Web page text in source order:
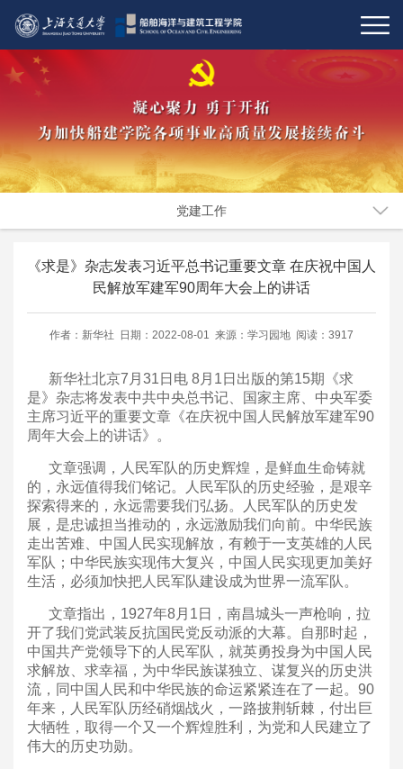
党建工作
《求是》杂志发表习近平总书记重要文章 在庆祝中国人
民解放军建军90周年大会上的讲话
作者：新华社 日期：2022-08-01 来源：学习园地 阅读：3917
新华社北京7月31日电 8月1日出版的第15期《求
是》杂志将发表中共中央总书记、国家主席、中央军委
主席习近平的重要文章《在庆祝中国人民解放军建军90
周年大会上的讲话》。
文章强调，人民军队的历史辉煌，是鲜血生命铸就
的，永远值得我们铭记。人民军队的历史经验，是艰辛
探索得来的，永远需要我们弘扬。人民军队的历史发
展，是忠诚担当推动的，永远激励我们向前。中华民族
走出苦难、中国人民实现解放，有赖于一支英雄的人民
军队；中华民族实现伟大复兴，中国人民实现更加美好
生活，必须加快把人民军队建设成为世界一流军队。
文章指出，1927年8月1日，南昌城头一声枪响，拉
开了我们党武装反抗国民党反动派的大幕。自那时起，
中国共产党领导下的人民军队，就英勇投身为中国人民
求解放、求幸福，为中华民族谋独立、谋复兴的历史洪
流，同中国人民和中华民族的命运紧紧连在了一起。90
年来，人民军队历经硝烟战火，一路披荆斩棘，付出巨
大牺牲，取得一个又一个辉煌胜利，为党和人民建立了
伟大的历史功勋。